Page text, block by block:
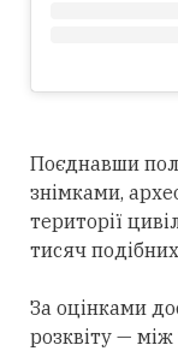
Поєднавши
знімками,
території
тисяч
За оцінками
розквіту —